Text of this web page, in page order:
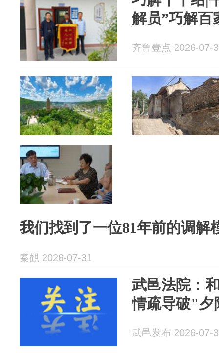
解员”巧解百
齐鲁壹点 2026-07-
我们找到了一位81年前的调
秦觀 2026-07-31
武邑法院：
情疏导破"夕
武邑发布 2026-07-